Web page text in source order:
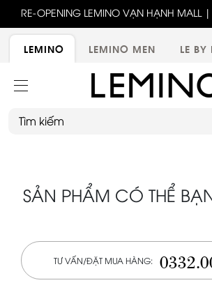
RE-OPENING LEMINO VẠN HẠNH
trải nghiệm mới, ưu đãi tri ân
LEMINO
LEMINO MEN LE BY
SẢN PHẨM CÓ THỂ
TƯ VẤN/ĐẶT MUA HÀNG: